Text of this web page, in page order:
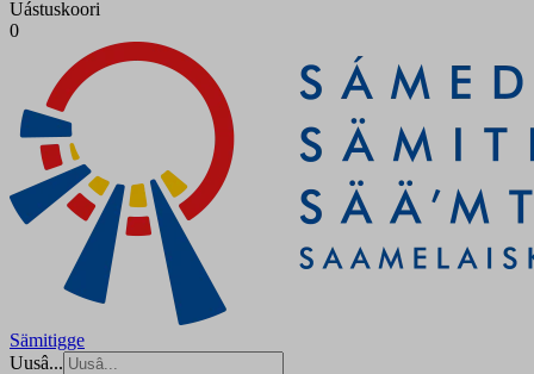
Uástuskoori
0
Sämitigge
Uusâ...